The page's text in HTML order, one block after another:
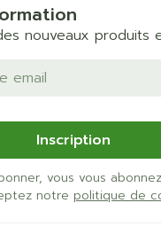
nouveaux produits
Inscription
vous vous
notre politique de